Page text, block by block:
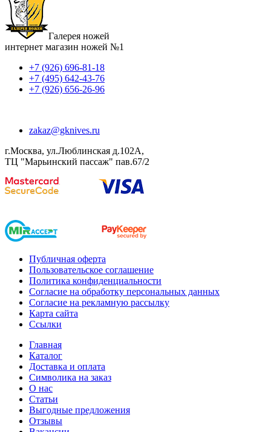
Галерея ножей
интернет магазин ножей №1
+7 (926) 696-81-18
+7 (495) 642-43-76
+7 (926) 656-26-96
zakaz@gknives.ru
г.Москва, ул.Люблинская д.102А,
ТЦ "Марьинский пассаж" пав.67/2
Публичная оферта
Пользовательское соглашение
Политика конфиденциальности
Согласие на обработку персональных данных
Согласие на рекламную рассылку
Карта сайта
Ссылки
Главная
Каталог
Доставка и оплата
Символика на заказ
О нас
Статьи
Выгодные предложения
Отзывы